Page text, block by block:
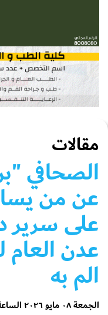
مقالات
الصحافي
عن من
على
عدن
الم به
الجمعة ٠٨ مايو ٢٠٢٦ الساعة ٠٥:١٢ مساءً